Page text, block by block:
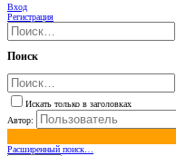
Вход
Регистрация
Поиск
Искать только в заголовках
Автор:
Расширенный поиск…